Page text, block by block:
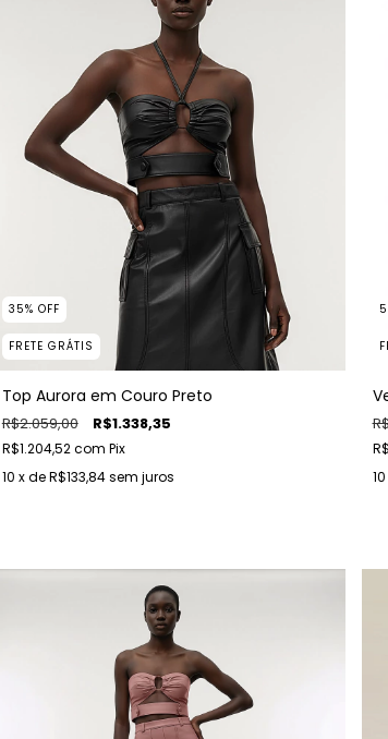
35% OFF
FRETE GRÁTIS
Top Aurora em Couro Preto
R$2.059,00 R$1.338,35
R$1.204,52com Pix
10 x deR$133,84sem juros
10